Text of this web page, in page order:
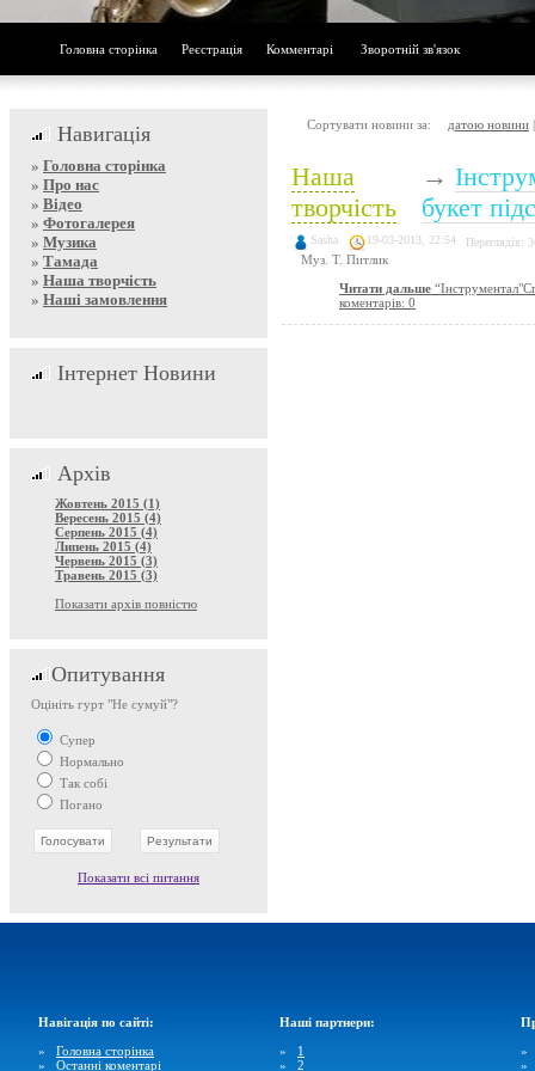
Головна сторінка Реєстрація Комментарі Зворотній зв'язок
Навигація
» Головна сторінка
» Про нас
» Відео
» Фотогалерея
» Музика
» Тамада
» Наша творчість
» Наші замовлення
Інтернет Новини
Архів
Жовтень 2015 (1)
Вересень 2015 (4)
Серпень 2015 (4)
Липень 2015 (4)
Червень 2015 (3)
Травень 2015 (3)
Показати архів повністю
Опитування
Оцініть гурт "Не сумуй"?
Супер
Нормально
Так собі
Погано
Показати всі питання
Сортувати новини за: датою новини
Наша
творчість
→
букет
Sasha 19-03-2013, 22:54 Переглядів:
Муз. Т. Питлик
Читати дальше
коментарів: 0
Навігація по сайті:
» Головна сторінка
» Останні коментарі
Наші партнери:
» 1
» 2